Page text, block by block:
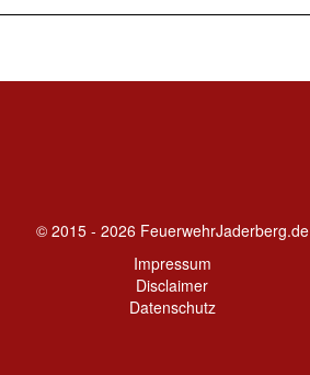
© 2015 - 2026 FeuerwehrJaderberg.de
Impressum
Disclaimer
Datenschutz